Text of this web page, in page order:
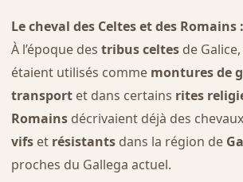
Le cheval des Celtes et des Romains :
À l’époque des tribus celtesde Galice,
étaient utilisés comme montures de
transportet dans certains rites
Romainsdécrivaient déjà des
vifset résistantsdans la région de
proches du Gallega actuel.